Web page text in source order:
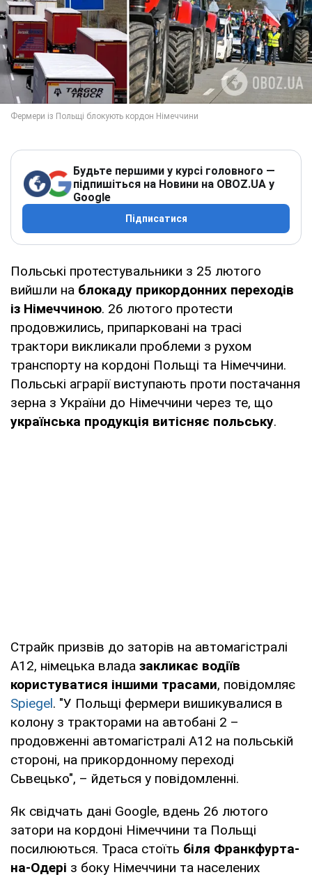
Будьте першими у курсі головного —
підпишіться на Новини на OBOZ.UA у
Google
Підписатися
Польські протестувальники з 25 лютого
вийшли на блокаду прикордонних переходів
із Німеччиною. 26 лютого протести
продовжились, припарковані на трасі
трактори викликали проблеми з рухом
транспорту на кордоні Польщі та Німеччини.
Польські аграрії виступають проти постачання
зерна з України до Німеччини через те, що
українська продукція витісняє польську.
Страйк призвів до заторів на автомагістралі
А12, німецька влада закликає водіїв
користуватися іншими трасами, повідомляє
Spiegel. "У Польщі фермери вишикувалися в
колону з тракторами на автобані 2 –
продовженні автомагістралі A12 на польській
стороні, на прикордонному переході
Сьвецько", – йдеться у повідомленні.
Як свідчать дані Google, вдень 26 лютого
затори на кордоні Німеччини та Польщі
посилюються. Траса стоїть біля Франкфурта-
на-Одері з боку Німеччини та населених